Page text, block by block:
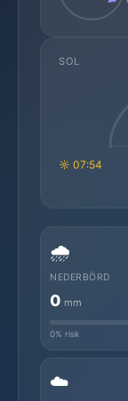
SOL
☼ 07:54
🌧️
NEDERBÖRD
0 mm
0% risk
☁️